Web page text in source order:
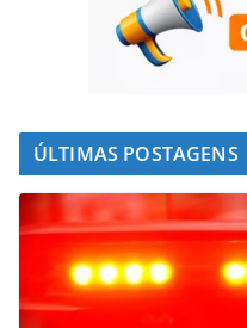
ÚLTIMAS POSTAGENS